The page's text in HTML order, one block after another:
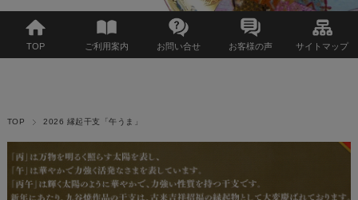
TOP ご利用案内 お問い合せ お客様の声 サイトマップ
TOP 2026 縁起干支「午うま」